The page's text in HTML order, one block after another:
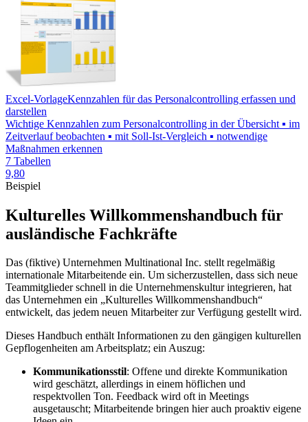
Excel-VorlageKennzahlen für das Personalcontrolling erfassen und
darstellen
Wichtige Kennzahlen zum Personalcontrolling in der Übersicht ▪ im
Zeitverlauf beobachten ▪ mit Soll-Ist-Vergleich ▪ notwendige
Maßnahmen erkennen
7 Tabellen
9,80
Beispiel
Kulturelles Willkommenshandbuch für
ausländische Fachkräfte
Das (fiktive) Unternehmen Multinational Inc. stellt regelmäßig
internationale Mitarbeitende ein. Um sicherzustellen, dass sich neue
Teammitglieder schnell in die Unternehmenskultur integrieren, hat
das Unternehmen ein „Kulturelles Willkommenshandbuch“
entwickelt, das jedem neuen Mitarbeiter zur Verfügung gestellt wird.
Dieses Handbuch enthält Informationen zu den gängigen kulturellen
Gepflogenheiten am Arbeitsplatz; ein Auszug:
Kommunikationsstil: Offene und direkte Kommunikation
wird geschätzt, allerdings in einem höflichen und
respektvollen Ton. Feedback wird oft in Meetings
ausgetauscht; Mitarbeitende bringen hier auch proaktiv eigene